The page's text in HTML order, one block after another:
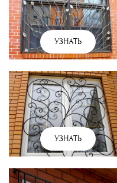
УЗНАТЬ
УЗНАТЬ